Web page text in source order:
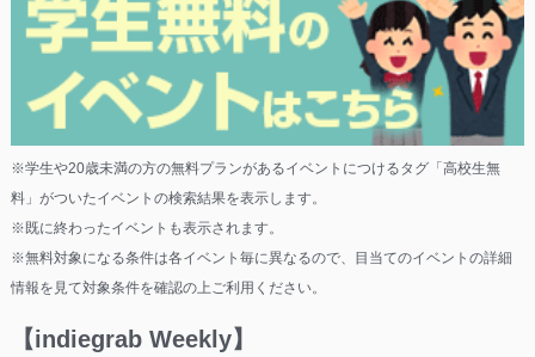
※学生や20歳未満の方の無料プランがあるイベントにつけるタグ「高校生無
料」がついたイベントの検索結果を表示します。
※既に終わったイベントも表示されます。
※無料対象になる条件は各イベント毎に異なるので、目当てのイベントの詳細
情報を見て対象条件を確認の上ご利用ください。
【indiegrab Weekly】